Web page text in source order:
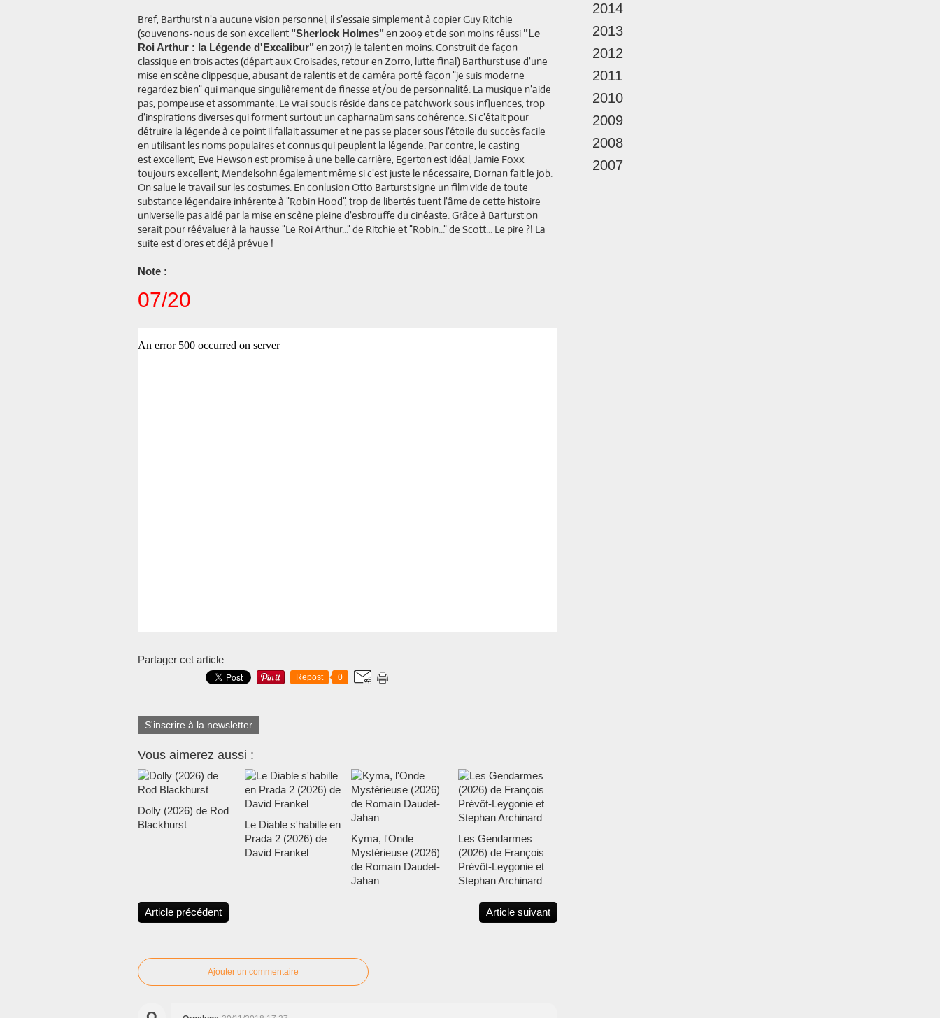
Bref, Barthurst n'a aucune vision personnel, il s'essaie simplement à copier Guy Ritchie
(souvenons-nous de son excellent "Sherlock Holmes" en 2009 et de son moins réussi "Le
Roi Arthur : la Légende d'Excalibur" en 2017) le talent en moins. Construit de façon
classique en trois actes (départ aux Croisades, retour en Zorro, lutte final) Barthurst use d'une
mise en scène clippesque, abusant de ralentis et de caméra porté façon "je suis moderne
regardez bien" qui manque singulièrement de finesse et/ou de personnalité. La musique n'aide
pas, pompeuse et assommante. Le vrai soucis réside dans ce patchwork sous influences, trop
d'inspirations diverses qui forment surtout un capharnaüm sans cohérence. Si c'était pour
détruire la légende à ce point il fallait assumer et ne pas se placer sous l'étoile du succès facile
en utilisant les noms populaires et connus qui peuplent la légende. Par contre, le casting
est excellent, Eve Hewson est promise à une belle carrière, Egerton est idéal, Jamie Foxx
toujours excellent, Mendelsohn également même si c'est juste le nécessaire, Dornan fait le job.
On salue le travail sur les costumes. En conlusionOtto Barturst signe un film vide de toute
substance légendaire inhérente à "Robin Hood", trop de libertés tuent l'âme de cette histoire
universelle pas aidé par la mise en scène pleine d'esbrouffe du cinéaste. Grâce à Barturst on
serait pour réévaluer à la hausse "Le Roi Arthur..." de Ritchie et "Robin..." de Scott... Le pire ?! La
suite est d'ores et déjà prévue !
Note :
07/20
Partager cet article
Repost 0
S'inscrire à la newsletter
Vous aimerez aussi :
Dolly (2026) de Rod
Blackhurst
Le Diable s'habille en
Prada 2 (2026) de
David Frankel
Kyma, l'Onde
Mystérieuse (2026)
de Romain Daudet-
Jahan
Les Gendarmes
(2026) de François
Prévôt-Leygonie et
Stephan Archinard
Article précédent Article suivant
Ajouter un commentaire
2014
2013
2012
2011
2010
2009
2008
2007